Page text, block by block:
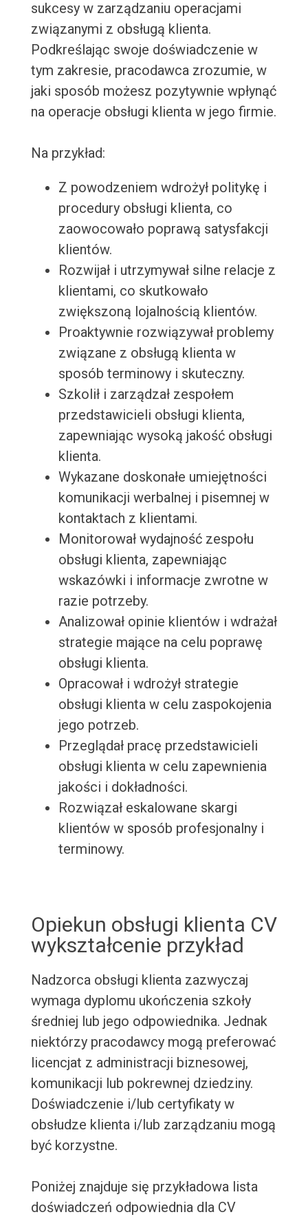
sukcesy w zarządzaniu operacjami
związanymi z obsługą klienta.
Podkreślając swoje doświadczenie w
tym zakresie, pracodawca zrozumie, w
jaki sposób możesz pozytywnie wpłynąć
na operacje obsługi klienta w jego firmie.
Na przykład:
Z powodzeniem wdrożył politykę i
procedury obsługi klienta, co
zaowocowało poprawą satysfakcji
klientów.
Rozwijał i utrzymywał silne relacje z
klientami, co skutkowało
zwiększoną lojalnością klientów.
Proaktywnie rozwiązywał problemy
związane z obsługą klienta w
sposób terminowy i skuteczny.
Szkolił i zarządzał zespołem
przedstawicieli obsługi klienta,
zapewniając wysoką jakość obsługi
klienta.
Wykazane doskonałe umiejętności
komunikacji werbalnej i pisemnej w
kontaktach z klientami.
Monitorował wydajność zespołu
obsługi klienta, zapewniając
wskazówki i informacje zwrotne w
razie potrzeby.
Analizował opinie klientów i wdrażał
strategie mające na celu poprawę
obsługi klienta.
Opracował i wdrożył strategie
obsługi klienta w celu zaspokojenia
jego potrzeb.
Przeglądał pracę przedstawicieli
obsługi klienta w celu zapewnienia
jakości i dokładności.
Rozwiązał eskalowane skargi
klientów w sposób profesjonalny i
terminowy.
Opiekun obsługi klienta CV
wykształcenie przykład
Nadzorca obsługi klienta zazwyczaj
wymaga dyplomu ukończenia szkoły
średniej lub jego odpowiednika. Jednak
niektórzy pracodawcy mogą preferować
licencjat z administracji biznesowej,
komunikacji lub pokrewnej dziedziny.
Doświadczenie i/lub certyfikaty w
obsłudze klienta i/lub zarządzaniu mogą
być korzystne.
Poniżej znajduje się przykładowa lista
doświadczeń odpowiednia dla CV